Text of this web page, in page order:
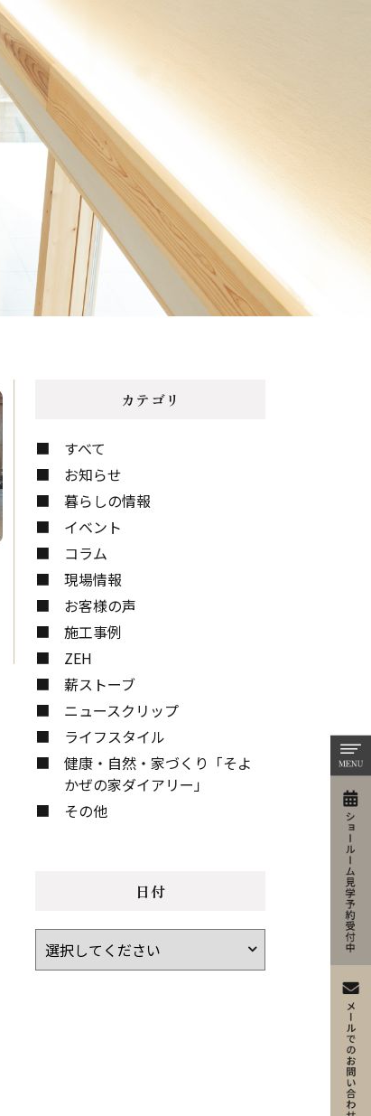
Reason
選ばれる理由
Works
施工事例
Topics
トピックス
Contactカテゴリ
すべて
お知らせ
暮らしの情報
イベント
コラム
現場情報
お客様の声
施工事例
ZEH
薪ストーブ
ニュースクリップ
ライフスタイル
健康・自然・家づくり「そよ
かぜの家ダイアリー」
その他
日付